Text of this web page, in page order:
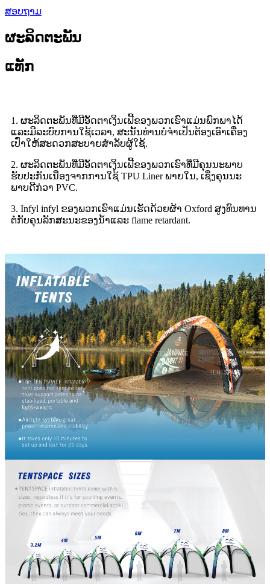
ສອບຖາມ
ຜະລິດຕະພັນ
ແທັກ
1. ຜະລິດຕະພັນທີ່ມີອັດຕາເງິນເຟີ້ຂອງພວກເຮົາແມ່ນພົກພາໄດ້
ແລະມີລະບົບການໃຊ້ເວລາ, ສະນັ້ນທ່ານບໍ່ຈໍາເປັນຕ້ອງເອົາເຄື່ອງ
ເປົ່າໃຫ້ສະດວກສະບາຍສໍາລັບຜູ້ໃຊ້.
2. ຜະລິດຕະພັນທີ່ມີອັດຕາເງິນເຟີ້ຂອງພວກເຮົາທີ່ມີຄຸນນະພາບ
ຮັບປະກັນເນື່ອງຈາກການໃຊ້ TPU Liner ພາຍໃນ, ເຊິ່ງຄຸນນະ
ພາບດີກ່ວາ PVC.
3. Infyl infyl ຂອງພວກເຮົາແມ່ນເຮັດດ້ວຍຜ້າ Oxford ສູງທົນທານ
ຕໍ່ກັບຄຸນລັກສະນະຂອງນ້ໍາແລະ flame retardant.